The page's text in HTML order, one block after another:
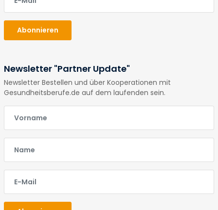
Abonnieren
Newsletter "Partner Update"
Newsletter Bestellen und über Kooperationen mit
Gesundheitsberufe.de auf dem laufenden sein.